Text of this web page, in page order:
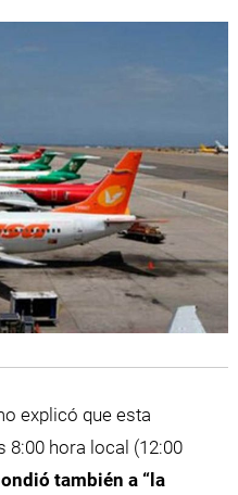
explicó que esta
8:00 hora local (12:00
también a “la